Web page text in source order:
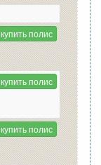
купить полис
купить полис
купить полис